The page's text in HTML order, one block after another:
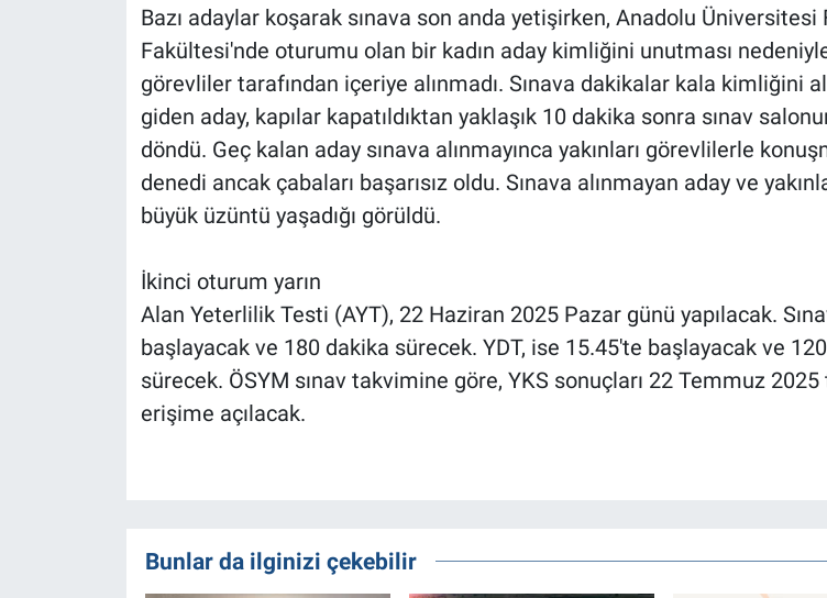
Bazı adaylar koşarak sınava son anda yetişirken, Anadolu Üniversitesi
Fakültesi'nde oturumu olan bir kadın aday kimliğini unutması
görevliler tarafından içeriye alınmadı. Sınava dakikalar kala kimliğini
giden aday, kapılar kapatıldıktan yaklaşık 10 dakika sonra sınav
döndü. Geç kalan aday sınava alınmayınca yakınları görevlilerle
denedi ancak çabaları başarısız oldu. Sınava alınmayan aday ve
büyük üzüntü yaşadığı görüldü.
İkinci oturum yarın
Alan Yeterlilik Testi (AYT), 22 Haziran 2025 Pazar günü yapılacak.
başlayacak ve 180 dakika sürecek. YDT, ise 15.45'te başlayacak ve
sürecek. ÖSYM sınav takvimine göre, YKS sonuçları 22 Temmuz
erişime açılacak.
Bunlar da ilginizi çekebilir